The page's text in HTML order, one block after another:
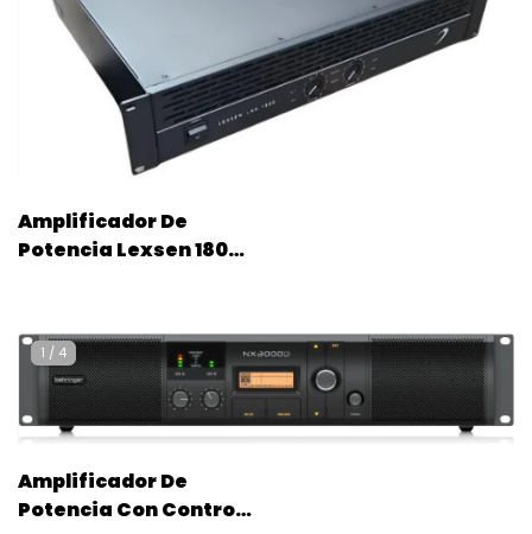
Amplificador De
Potencia Lexsen 1800
1 / 4
Amplificador De
Potencia Con Control